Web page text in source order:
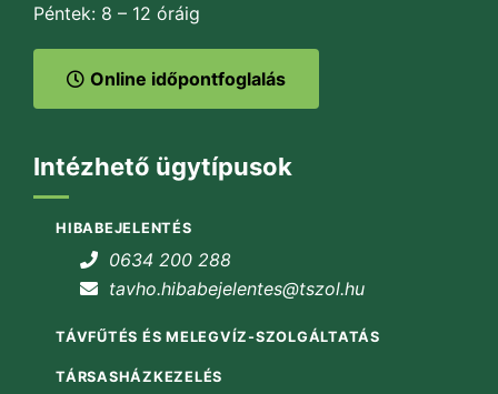
Péntek: 8 – 12 óráig
Online időpontfoglalás
Intézhető ügytípusok
HIBABEJELENTÉS
0634 200 288
tavho.hibabejelentes@tszol.hu
TÁVFŰTÉS ÉS MELEGVÍZ-SZOLGÁLTATÁS
TÁRSASHÁZKEZELÉS